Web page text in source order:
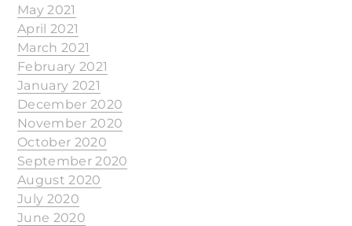
May 2021
April 2021
March 2021
February 2021
January 2021
December 2020
November 2020
October 2020
September 2020
August 2020
July 2020
June 2020